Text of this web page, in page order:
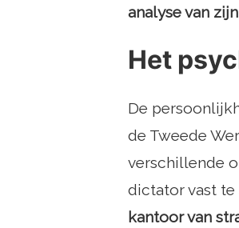
analyse van
Het
De
de Tweede
verschillende
dictator vast te
kantoor van